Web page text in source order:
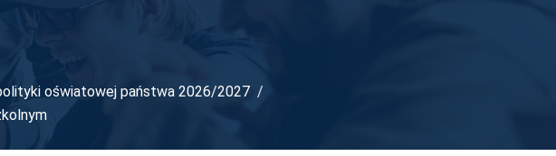
oświatowej państwa 2026/2027